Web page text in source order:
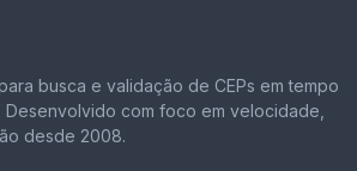
busca e validação de CEPs em tempo
com foco em velocidade,
desde 2008.